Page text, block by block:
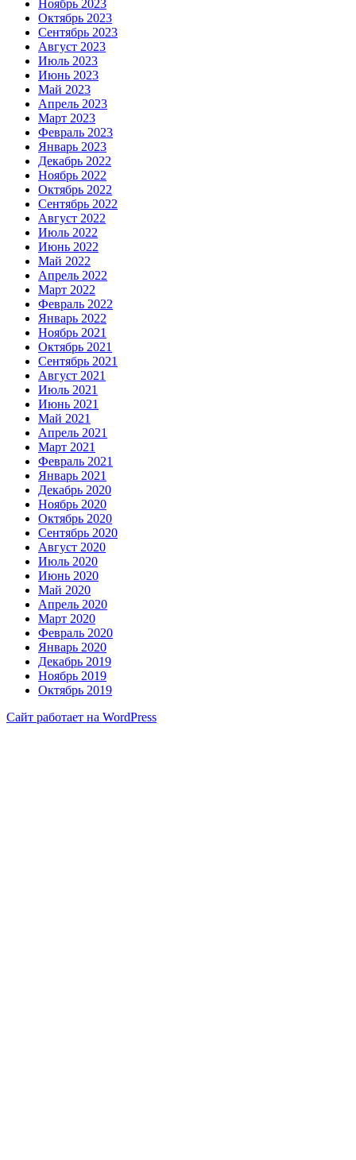
Ноябрь 2023
Октябрь 2023
Сентябрь 2023
Август 2023
Июль 2023
Июнь 2023
Май 2023
Апрель 2023
Март 2023
Февраль 2023
Январь 2023
Декабрь 2022
Ноябрь 2022
Октябрь 2022
Сентябрь 2022
Август 2022
Июль 2022
Июнь 2022
Май 2022
Апрель 2022
Март 2022
Февраль 2022
Январь 2022
Ноябрь 2021
Октябрь 2021
Сентябрь 2021
Август 2021
Июль 2021
Июнь 2021
Май 2021
Апрель 2021
Март 2021
Февраль 2021
Январь 2021
Декабрь 2020
Ноябрь 2020
Октябрь 2020
Сентябрь 2020
Август 2020
Июль 2020
Июнь 2020
Май 2020
Апрель 2020
Март 2020
Февраль 2020
Январь 2020
Декабрь 2019
Ноябрь 2019
Октябрь 2019
Сайт работает на WordPress